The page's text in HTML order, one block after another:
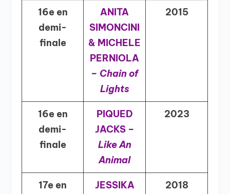
16e en
demi-
finale
ANITA
SIMONCINI
& MICHELE
PERNIOLA
– Chain of
Lights
2015
16e en
demi-
finale
PIQUED
JACKS –
Like An
Animal
2023
17e en
JESSIKA
2018